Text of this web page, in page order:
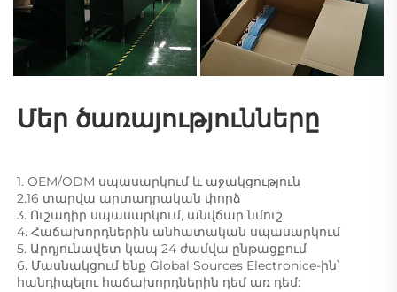
Մեր ծառայությունները
1. OEM/ODM սպասարկում և աջակցություն
2.16 տարվա արտադրական փորձ
3. Ուշադիր սպասարկում, անվճար նմուշ
4. Հաճախորդներին անհատական սպասարկում
5. Արդյունավետ կապ 24 ժամվա ընթացքում
6. Մասնակցում ենք Global Sources Electronice-ին՝
հանդիպելու հաճախորդներին դեմ առ դեմ: